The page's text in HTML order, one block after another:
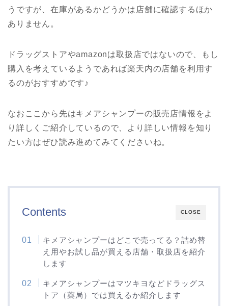
うですが、在庫があるかどうかは店舗に確認するほか
ありません。
ドラッグストアやamazonは取扱店ではないので、もし
購入を考えているようであれば楽天内の店舗を利用す
るのがおすすめです♪
なおここから先はキメアシャンプーの販売店情報をよ
り詳しくご紹介しているので、より詳しい情報を知り
たい方はぜひ読み進めてみてくださいね。
CLOSE
Contents
キメアシャンプーはどこで売ってる？詰め替
え用やお試し品が買える店舗・取扱店を紹介
します
キメアシャンプーはマツキヨなどドラッグス
トア（薬局）では買えるか紹介します